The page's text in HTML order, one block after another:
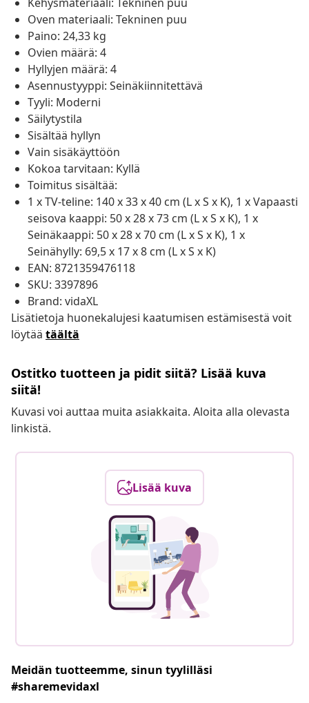
Oven materiaali: Tekninen puu
Paino: 24,33 kg
Ovien määrä: 4
Hyllyjen määrä: 4
Asennustyyppi: Seinäkiinnitettävä
Tyyli: Moderni
Säilytystila
Sisältää hyllyn
Vain sisäkäyttöön
Kokoa tarvitaan: Kyllä
Toimitus sisältää:
1 x TV-teline: 140 x 33 x 40 cm (L x S x K), 1 x Vapaasti
seisova kaappi: 50 x 28 x 73 cm (L x S x K), 1 x
Seinäkaappi: 50 x 28 x 70 cm (L x S x K), 1 x
Seinähylly: 69,5 x 17 x 8 cm (L x S x K)
EAN: 8721359476118
SKU: 3397896
Brand: vidaXL
Lisätietoja huonekalujesi kaatumisen estämisestä voit
löytää täältä
Ostitko tuotteen ja pidit siitä? Lisää kuva
siitä!
Kuvasi voi auttaa muita asiakkaita. Aloita alla olevasta
linkistä.
Lisää kuva
Meidän tuotteemme, sinun tyylilläsi
#sharemevidaxl